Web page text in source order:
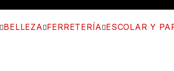
BELLEZA FERRETERÍA ESCOLAR Y